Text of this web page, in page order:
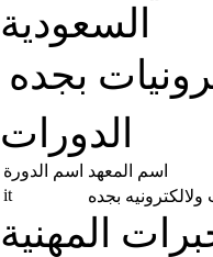
السعودية
بجده
الدورات
اسم الدورة اسم المعهد
it
ولالكترونيه بجده
المهنية